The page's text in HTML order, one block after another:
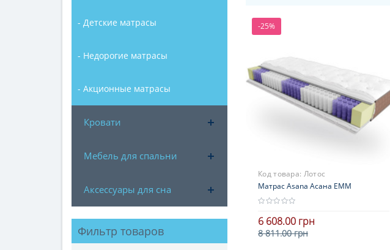
- Детские матрасы
- Недорогие матрасы
- Акционные матрасы
Кровати
Мебель для спальни
Аксессуары для сна
Фильтр товаров
-25%
Код товара: Лотос
Матрас Asana Асана ЕММ
6 608.00 грн
8 811.00 грн